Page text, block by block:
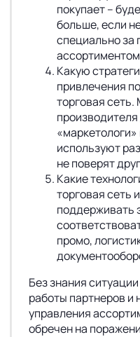
покупает –
больше, если
специально
Какую
привлечения
торговая
«маркетологи»
используют
не поверят
Какие
торговая сеть
поддерживать
промо,
Без знания
работы партнеров и
управления
обречен на